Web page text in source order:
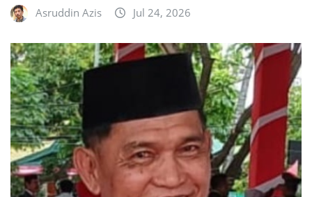
Asruddin Azis Jul 24, 2026